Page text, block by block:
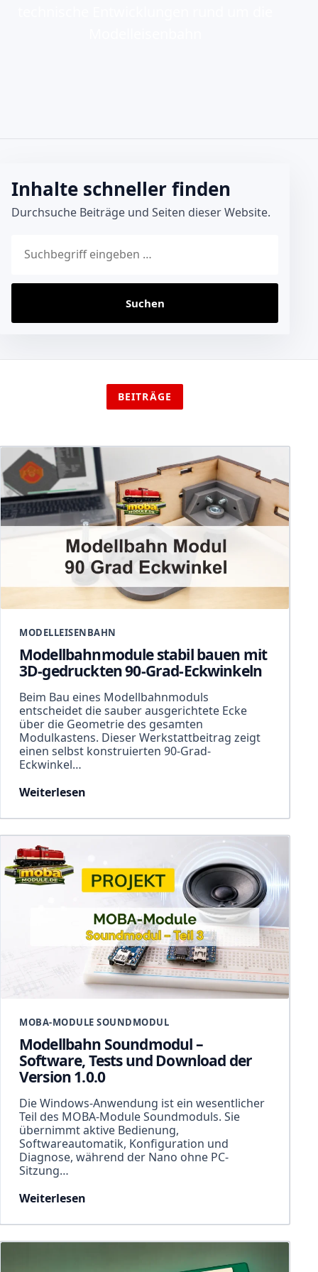
Inhalte schneller finden
Durchsuche Beiträge und Seiten dieser Website.
Suchen
BEITRÄGE
MODELLEISENBAHN
Modellbahnmodule stabil bauen mit
3D-gedruckten 90-Grad-Eckwinkeln
Beim Bau eines Modellbahnmoduls
entscheidet die sauber ausgerichtete Ecke
über die Geometrie des gesamten
Modulkastens. Dieser Werkstattbeitrag zeigt
einen selbst konstruierten 90-Grad-
Eckwinkel…
Weiterlesen
MOBA-MODULE SOUNDMODUL
Modellbahn Soundmodul –
Software, Tests und Download der
Version 1.0.0
Die Windows-Anwendung ist ein wesentlicher
Teil des MOBA-Module Soundmoduls. Sie
übernimmt aktive Bedienung,
Softwareautomatik, Konfiguration und
Diagnose, während der Nano ohne PC-
Sitzung…
Weiterlesen